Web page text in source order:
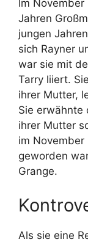
Im
Jahren
jungen
sich Rayner
war sie mit
Tarry liiert.
ihrer Mutter,
Sie erwähnte
ihrer Mutter
im November
geworden
Grange.
Als sie eine